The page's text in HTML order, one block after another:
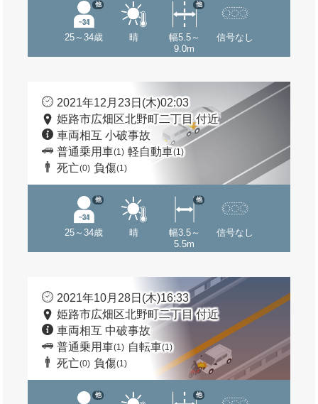
25～34歳
他
晴
幅5.5～
9.0m
他
信号なし
2021年12月23日(木)02:03
姫路市広畑区北野町二丁目 付近
車両相互 小破事故
普通乗用車(1) 軽自動車(1)
死亡(0) 負傷(1)
25～34歳
他
晴
幅3.5～
5.5m
他
信号なし
2021年10月28日(木)16:33
姫路市広畑区北野町二丁目 付近
車両相互 中破事故
普通乗用車(1) 自転車(1)
死亡(0) 負傷(1)
他 他